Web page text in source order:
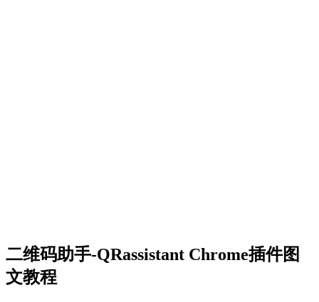
二维码助手-QRassistant Chrome插件图
文教程